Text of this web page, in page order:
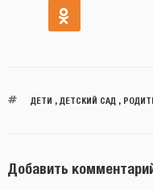
ДЕТИ ДЕТСКИЙ САД
Добавить